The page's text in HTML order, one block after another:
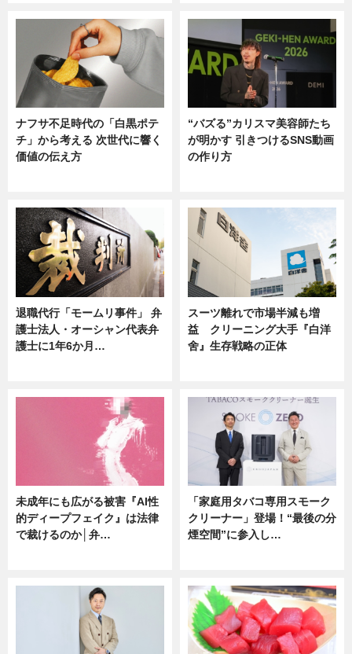
ナフサ不足時代の「白黒ポテ
チ」から考える 次世代に響く
価値の伝え方
“バズる”カリスマ美容師たち
が明かす 引きつけるSNS動画
の作り方
退職代行「モームリ事件」 弁
護士法人・オーシャン代表弁
護士に1年6か月…
スーツ離れで市場半減も増
益 クリーニング大手『白洋
舍』生存戦略の正体
未成年にも広がる被害『AI性
的ディープフェイク』は法律
で裁けるのか│弁…
「家庭用タバコ専用スモーク
クリーナー」登場！“最後の分
煙空間”に参入し…